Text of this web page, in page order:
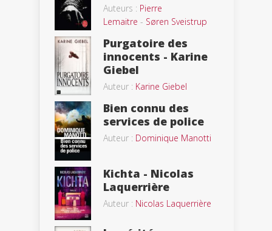
Auteurs : Pierre
Lemaitre - Søren Sveistrup
Purgatoire des
innocents - Karine
Giebel
Auteur : Karine Giebel
Bien connu des
services de police
Auteur : Dominique Manotti
Kichta - Nicolas
Laquerrière
Auteur : Nicolas Laquerrière